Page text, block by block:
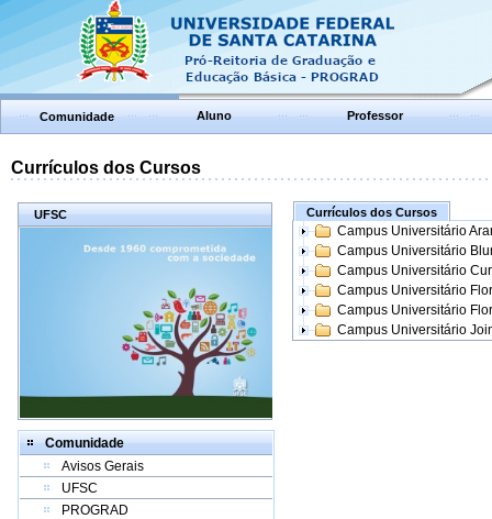
Comunidade Aluno Professor
Currículos dos Cursos
UFSC
Comunidade
Avisos Gerais
UFSC
PROGRAD
Currículos dos Cursos
Campus Universitário
Campus Universitário
Campus Universitário
Campus Universitário
Campus Universitário
Campus Universitário